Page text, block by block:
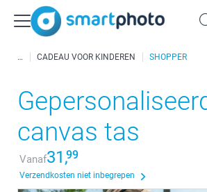
CADEAU VOOR KINDEREN SHOPPER
canvas tas
Vanaf31,99
Verzendkosten niet inbegrepen